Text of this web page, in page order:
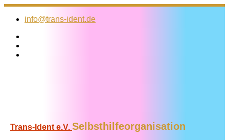
Zum
Inhalt
info@trans-ident.de
Trans-Ident e.V. Selbsthilfeorganisation